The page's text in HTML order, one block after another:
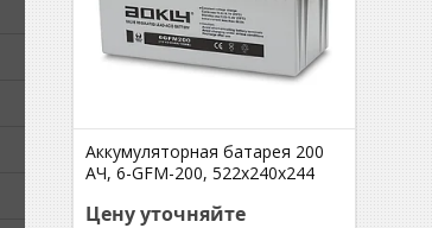
Аккумуляторная батарея 200
АЧ, 6-GFM-200, 522х240х244
Цену уточняйте